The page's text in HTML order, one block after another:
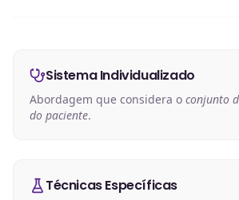
Sistema Individualizado
Abordagem que considera o conjunto
do paciente.
Técnicas Específicas